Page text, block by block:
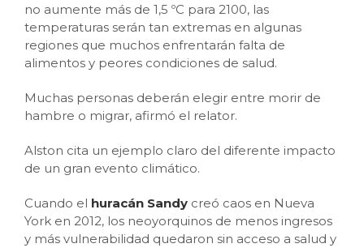
no aumente más de 1,5 ºC para 2100, las
temperaturas serán tan extremas en algunas
regiones que muchos enfrentarán falta de
alimentos y peores condiciones de salud.
Muchas personas deberán elegir entre morir de
hambre o migrar, afirmó el relator.
Alston cita un ejemplo claro del diferente impacto
de un gran evento climático.
Cuando el huracán Sandy creó caos en Nueva
York en 2012, los neoyorquinos de menos ingresos
y más vulnerabilidad quedaron sin acceso a salud y